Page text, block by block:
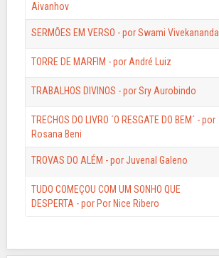
Aivanhov
SERMÕES EM VERSO - por Swami Vivekananda
TORRE DE MARFIM - por André Luiz
TRABALHOS DIVINOS - por Sry Aurobindo
TRECHOS DO LIVRO ´O RESGATE DO BEM´ - por
Rosana Beni
TROVAS DO ALÉM - por Juvenal Galeno
TUDO COMEÇOU COM UM SONHO QUE
DESPERTA - por Por Nice Ribero